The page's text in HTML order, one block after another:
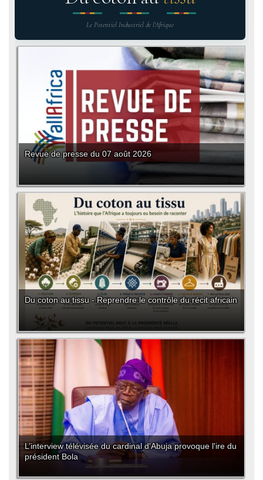
Le Potentiel Industriel de l'Afrique
Revue de presse du 07 août 2026
Du coton au tissu - Reprendre le contrôle du récit africain
L’interview télévisée du cardinal d'Abuja provoque l'ire du
président Bola